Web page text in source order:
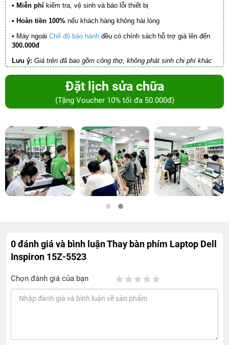
• Miễn phí kiểm tra, vệ sinh và báo lỗi thiết bị
• Hoàn tiền 100% nếu khách hàng không hài lòng
• Máy ngoài Chế độ bảo hành đều có chính sách hỗ trợ giá lên đến
300.000đ
Lưu ý: Giá trên đã bao gồm công thợ, không phát sinh chi phí khác
Đặt lịch sửa chữa
(Tặng Voucher 10% tối đa 50.000đ)
0 đánh giá và bình luậnThay bàn phím Laptop Dell
Inspiron 15Z-5523
Chọn đánh giá của bạn